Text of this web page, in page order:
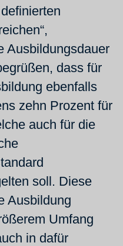
Ausbildungsdauer
dass für
ebenfalls
zehn Prozent für
auch für die
soll. Diese
Ausbildung
Umfang
in dafür